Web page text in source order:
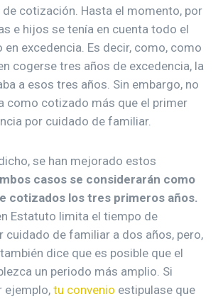
cotización. Hasta el momento, por
e hijos se tenía en cuenta todo el
excedencia. Es decir, como, como
cogerse tres años de excedencia, la
a esos tres años. Sin embargo, no
como cotizado más que el primer
por cuidado de familiar.
se han mejorado estos
casos se considerarán como
cotizados los tres primeros años.
Estatuto limita el tiempo de
cuidado de familiar a dos años, pero,
dice que es posible que el
un periodo más amplio. Si
ejemplo, tu convenio estipulase que